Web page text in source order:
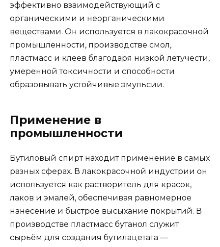
эффективно взаимодействующий с
органическими и неорганическими
веществами. Он используется в лакокрасочной
промышленности, производстве смол,
пластмасс и клеев благодаря низкой летучести,
умеренной токсичности и способности
образовывать устойчивые эмульсии.
Применение в
промышленности
Бутиловый спирт находит применение в самых
разных сферах. В лакокрасочной индустрии он
используется как растворитель для красок,
лаков и эмалей, обеспечивая равномерное
нанесение и быстрое высыхание покрытий. В
производстве пластмасс бутанол служит
сырьём для создания бутилацетата —